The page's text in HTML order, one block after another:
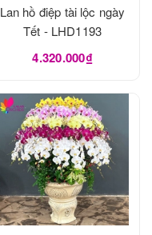
Lan hồ điệp tài lộc ngày
Tết - LHD1193
4.320.000₫